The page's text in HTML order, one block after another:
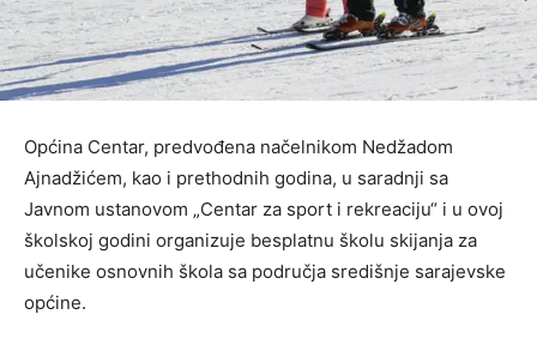
Općina Centar, predvođena načelnikom Nedžadom
Ajnadžićem, kao i prethodnih godina, u saradnji sa
Javnom ustanovom „Centar za sport i rekreaciju“ i u ovoj
školskoj godini organizuje besplatnu školu skijanja za
učenike osnovnih škola sa područja središnje sarajevske
općine.